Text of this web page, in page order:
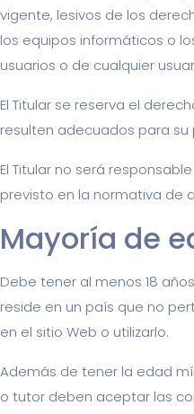
vigente, lesivos de los
los equipos informáticos o
usuarios o de cualquier
El Titular se reserva el
resulten adecuados para su
El Titular no será
previsto en la normativa de
Mayoría de
Debe tener al menos 18
reside en un país que no
en el sitio Web o utilizarlo.
Además de tener la edad
o tutor deben aceptar las